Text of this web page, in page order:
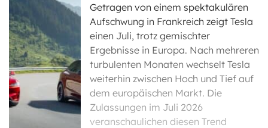
Getragen von einem spektakulären
Aufschwung in Frankreich zeigt Tesla
einen Juli, trotz gemischter
Ergebnisse in Europa. Nach mehreren
turbulenten Monaten wechselt Tesla
weiterhin zwischen Hoch und Tief auf
dem europäischen Markt. Die
Zulassungen im Juli 2026
veranschaulichen diesen Trend